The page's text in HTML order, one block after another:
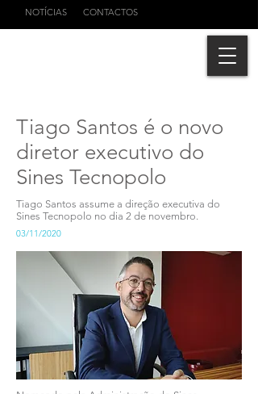
NOTÍCIAS CONTACTOS
Tiago Santos é o novo
diretor executivo do
Sines Tecnopolo
Tiago Santos assume a direção executiva do
Sines Tecnopolo no dia 2 de novembro.
03/11/2020